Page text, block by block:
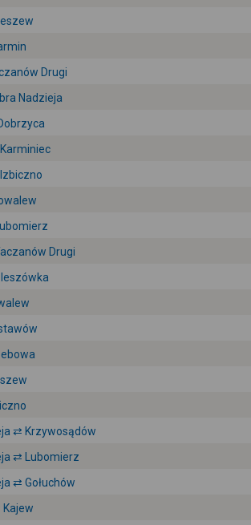
Drugi
Nadzieja
Drugi
⇄ Krzywosądów
⇄ Lubomierz
⇄ Gołuchów